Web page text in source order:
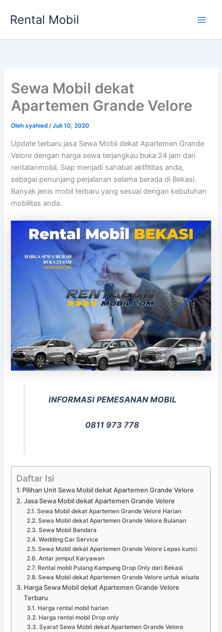
Rental Mobil
Sewa Mobil dekat
Apartemen Grande Velore
Olehsyahied/Juli 10, 2020
Update terbaru jasa Sewa Mobil dekat Apartemen Grande
Velore dengan harga sewa terjangkau buka 24 jam dari
rentalanmobil. Siap menjadi sahabat aktfititas anda,
sebagai penunjang perjalanan selama berada di Bekasi.
Banyak jenis mobil terbaru yang sesuai dengan kebutuhan
mobilitas anda.
INFORMASI PEMESANAN MOBIL
0811 973 778
Daftar Isi
Pilihan Unit Sewa Mobil dekat Apartemen Grande Velore
Jasa Sewa Mobil dekat Apartemen Grande Velore
Sewa Mobil dekat Apartemen Grande Velore Harian
Sewa Mobil dekat Apartemen Grande Velore Bulanan
Sewa Mobil Bandara
Wedding Car Service
Sewa Mobil dekat Apartemen Grande Velore Lepas kunci
Antar jemput Karyawan
Rental mobil Pulang Kampung Drop Only dari Bekasi
Sewa Mobil dekat Apartemen Grande Velore untuk wisata
Harga Sewa Mobil dekat Apartemen Grande Velore
Terbaru
Harga rental mobil harian
Harga rental mobil Drop only
Syarat Sewa Mobil dekat Apartemen Grande Velore